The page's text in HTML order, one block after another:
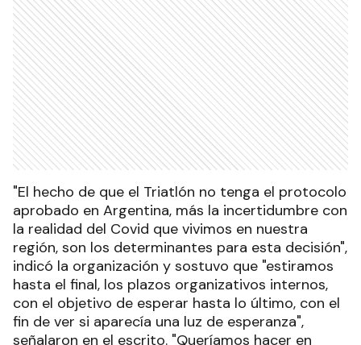
"El hecho de que el Triatlón no tenga el protocolo
aprobado en Argentina, más la incertidumbre con
la realidad del Covid que vivimos en nuestra
región, son los determinantes para esta decisión",
indicó la organización y sostuvo que "estiramos
hasta el final, los plazos organizativos internos,
con el objetivo de esperar hasta lo último, con el
fin de ver si aparecía una luz de esperanza",
señalaron en el escrito. "Queríamos hacer en